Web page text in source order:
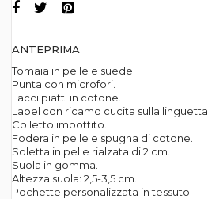
ANTEPRIMA
Tomaia in pelle e suede.
Punta con microfori.
Lacci piatti in cotone.
Label con ricamo cucita sulla linguetta.
Colletto imbottito.
Fodera in pelle e spugna di cotone.
Soletta in pelle rialzata di 2 cm.
Suola in gomma.
Altezza suola: 2,5-3,5 cm.
Pochette personalizzata in tessuto.